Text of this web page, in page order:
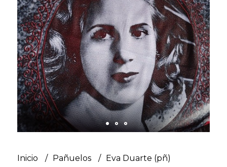
Inicio Pañuelos Eva Duarte (pñ)